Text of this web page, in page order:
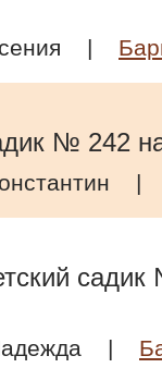
|
№ 242
садик
|